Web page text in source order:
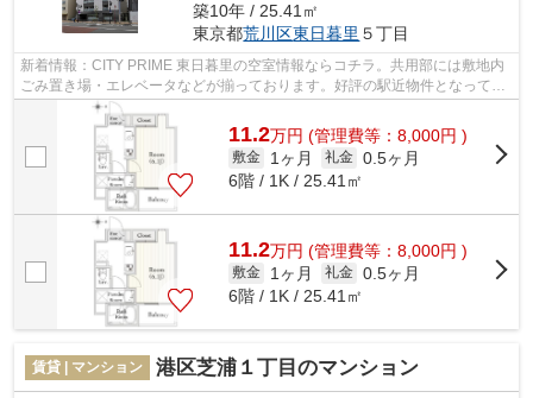
築10年 / 25.41㎡
東京都荒川区東日暮里 ５丁目
新着情報：CITY PRIME 東日暮里の空室情報ならコチラ。共用部には敷地内
ごみ置き場・エレベータなどが揃っております。好評の駅近物件となってお
り、駅より徒歩10分に立地しています。...
11.2万円 (管理費等：8,000円 )
敷金 1ヶ月 礼金 0.5ヶ月
6階 / 1K / 25.41㎡
11.2万円 (管理費等：8,000円 )
敷金 1ヶ月 礼金 0.5ヶ月
6階 / 1K / 25.41㎡
賃貸 | マンション 港区芝浦１丁目のマンション